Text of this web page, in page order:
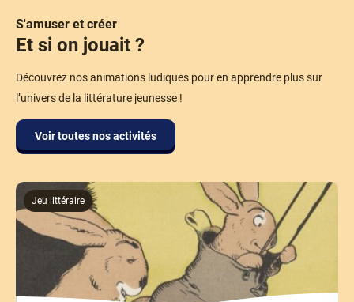
S'amuser et créer
Et si on jouait ?
Découvrez nos animations ludiques pour en apprendre plus sur
l’univers de la littérature jeunesse !
Voir toutes nos activités
Jeu littéraire